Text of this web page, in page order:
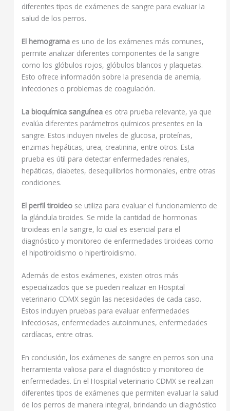
diferentes tipos de exámenes de sangre para evaluar la
salud de los perros.
El hemograma es uno de los exámenes más comunes,
permite analizar diferentes componentes de la sangre
como los glóbulos rojos, glóbulos blancos y plaquetas.
Esto ofrece información sobre la presencia de anemia,
infecciones o problemas de coagulación.
La bioquímica sanguínea es otra prueba relevante, ya que
evalúa diferentes parámetros químicos presentes en la
sangre. Estos incluyen niveles de glucosa, proteínas,
enzimas hepáticas, urea, creatinina, entre otros. Esta
prueba es útil para detectar enfermedades renales,
hepáticas, diabetes, desequilibrios hormonales, entre otras
condiciones.
El perfil tiroideo se utiliza para evaluar el funcionamiento de
la glándula tiroides. Se mide la cantidad de hormonas
tiroideas en la sangre, lo cual es esencial para el
diagnóstico y monitoreo de enfermedades tiroideas como
el hipotiroidismo o hipertiroidismo.
Además de estos exámenes, existen otros más
especializados que se pueden realizar en Hospital
veterinario CDMX según las necesidades de cada caso.
Estos incluyen pruebas para evaluar enfermedades
infecciosas, enfermedades autoinmunes, enfermedades
cardíacas, entre otras.
En conclusión, los exámenes de sangre en perros son una
herramienta valiosa para el diagnóstico y monitoreo de
enfermedades. En el Hospital veterinario CDMX se realizan
diferentes tipos de exámenes que permiten evaluar la salud
de los perros de manera integral, brindando un diagnóstico